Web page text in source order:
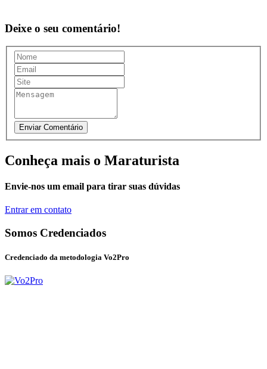
Deixe o seu comentário!
Conheça mais o Maraturista
Envie-nos um email para tirar suas dúvidas
Entrar em contato
Somos Credenciados
Credenciado da metodologia Vo2Pro